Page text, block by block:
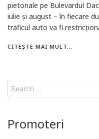
pietonale pe Bulevardul
iulie și august – în fiecare
traficul auto va fi
CITEȘTE MAI MULT...
Search
for:
Promoteri